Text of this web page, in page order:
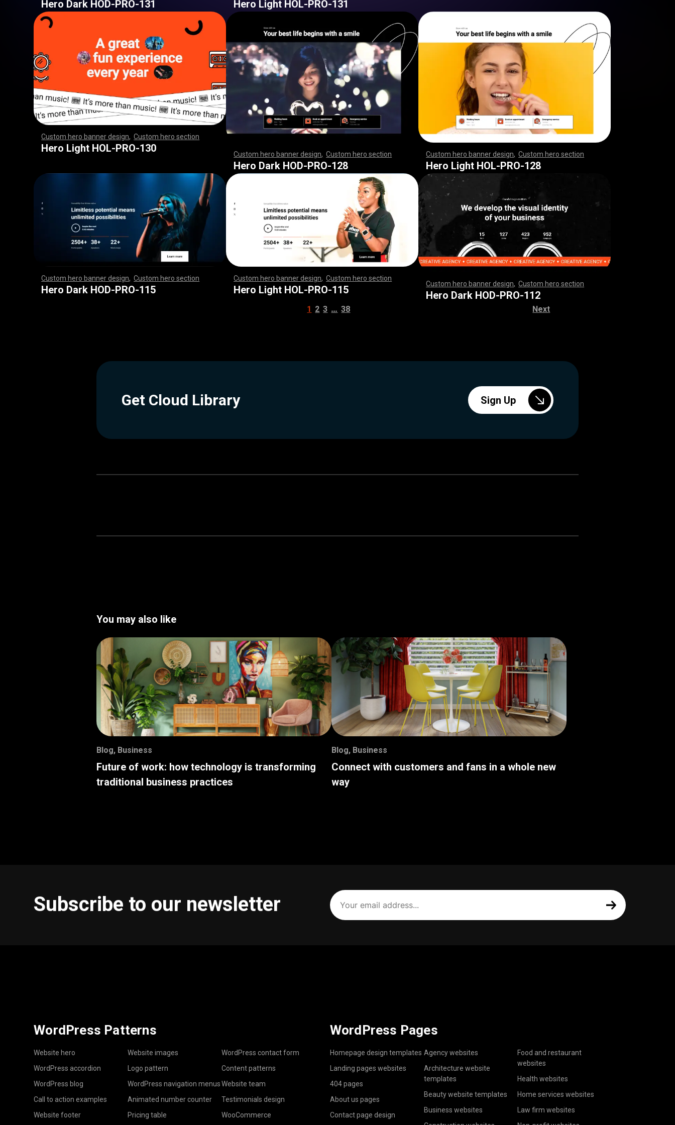
Hero Dark HOD-PRO-131 Hero Light HOL-PRO-131
Custom hero banner design ,Custom hero section
,,,,,,,,,,,,,,,,,,,,,,,,,,,,,, ,,,,,,,,,,,,,,,,,,,,,,,
,,,,,,,,,,,,,,,,,,,,,,,,,,,,,, ,,,,,,,,,,,,,,,,,,,,,,,
Hero Light HOL-PRO-130
Custom hero banner design ,Custom hero section
,,,,,,,,,,,,,,,,,,,,,,,,,,,,,, ,,,,,,,,,,,,,,,,,,,,,,,
,,,,,,,,,,,,,,,,,,,,,,,,,,,,,, ,,,,,,,,,,,,,,,,,,,,,,,
Hero Dark HOD-PRO-128
Custom hero banner design ,Custom hero section
,,,,,,,,,,,,,,,,,,,,,,,,,,,,,, ,,,,,,,,,,,,,,,,,,,,,,,
,,,,,,,,,,,,,,,,,,,,,,,,,,,,,, ,,,,,,,,,,,,,,,,,,,,,,,
Hero Light HOL-PRO-128
Custom hero banner design ,Custom hero section
,,,,,,,,,,,,,,,,,,,,,,,,,,,,,, ,,,,,,,,,,,,,,,,,,,,,,,
,,,,,,,,,,,,,,,,,,,,,,,,,,,,,, ,,,,,,,,,,,,,,,,,,,,,,,
Hero Dark HOD-PRO-115
Custom hero banner design ,Custom hero section
,,,,,,,,,,,,,,,,,,,,,,,,,,,,,, ,,,,,,,,,,,,,,,,,,,,,,,
,,,,,,,,,,,,,,,,,,,,,,,,,,,,,, ,,,,,,,,,,,,,,,,,,,,,,,
Hero Light HOL-PRO-115 Custom hero banner design ,Custom hero section
,,,,,,,,,,,,,,,,,,,,,,,,,,,,,, ,,,,,,,,,,,,,,,,,,,,,,,
,,,,,,,,,,,,,,,,,,,,,,,,,,,,,, ,,,,,,,,,,,,,,,,,,,,,,,
Hero Dark HOD-PRO-112
1 2 3 … 38 Next
Get Cloud Library Sign Up
You may also like
Blog, Business
Future of work: how technology is transforming
traditional business practices
Blog, Business
Connect with customers and fans in a whole new
way
Subscribe to our newsletter
Your
email
address
(Required)
WordPress Patterns
Website hero
WordPress accordion
WordPress blog
Call to action examples
Website footer
Website images
Logo pattern
WordPress navigation menus
Animated number counter
Pricing table
WordPress contact form
Content patterns
Website team
Testimonials design
WooCommerce
WordPress Pages
Homepage design templates
Landing pages websites
404 pages
About us pages
Contact page design
Agency websites
Architecture website
templates
Beauty website templates
Business websites
Food and restaurant
websites
Health websites
Home services websites
Law firm websites